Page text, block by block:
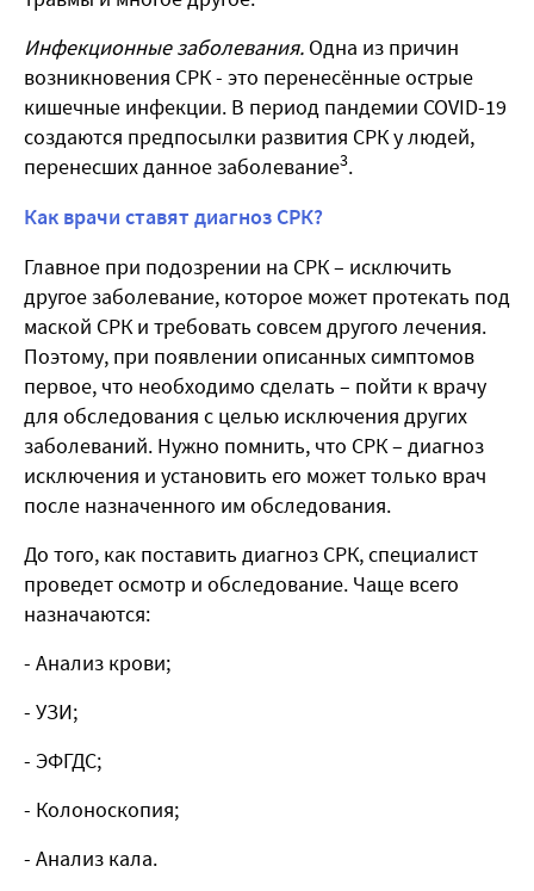
Инфекционные заболевания. Одна из причин
возникновения СРК - это перенесённые острые
кишечные инфекции. В период пандемии COVID-19
создаются предпосылки развития СРК у людей,
перенесших данное заболевание3.
Как врачи ставят диагноз СРК?
Главное при подозрении на СРК – исключить
другое заболевание, которое может протекать под
маской СРК и требовать совсем другого лечения.
Поэтому, при появлении описанных симптомов
первое, что необходимо сделать – пойти к врачу
для обследования с целью исключения других
заболеваний. Нужно помнить, что СРК – диагноз
исключения и установить его может только врач
после назначенного им обследования.
До того, как поставить диагноз СРК, специалист
проведет осмотр и обследование. Чаще всего
назначаются:
- Анализ крови;
- УЗИ;
- ЭФГДС;
- Колоноскопия;
- Анализ кала.